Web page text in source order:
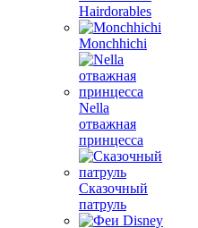
Hairdorables
Monchhichi
Nella
отважная
принцесса
Сказочный
патруль